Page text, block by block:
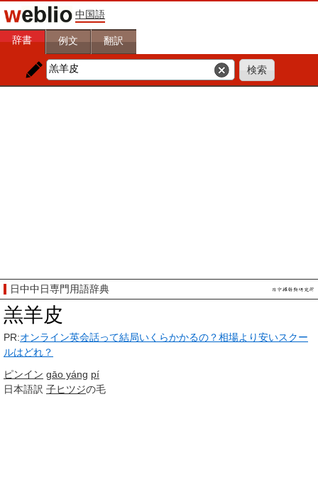
中国語
辞書 例文 翻訳
日中中日専門用語辞典
羔羊皮
PR:オンライン英会話って結局いくらかかるの？相場より安いスクー
ルはどれ？
ピンイン gāo yáng pí
日本語訳 子ヒツジの毛